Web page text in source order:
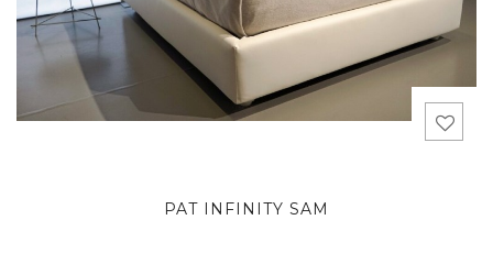
PAT INFINITY SAM